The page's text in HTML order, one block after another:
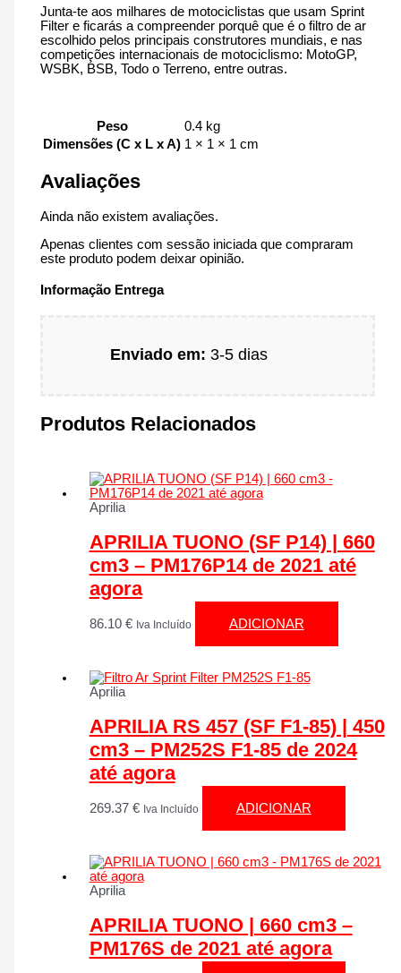
Junta-te aos milhares de motociclistas que usam Sprint
Filter e ficarás a compreender porquê que é o filtro de ar
escolhido pelos principais construtores mundiais, e nas
competições internacionais de motociclismo: MotoGP,
WSBK, BSB, Todo o Terreno, entre outras.
Peso
0.4 kg
Dimensões (C x L x A) 1 × 1 × 1 cm
Avaliações
Ainda não existem avaliações.
Apenas clientes com sessão iniciada que compraram
este produto podem deixar opinião.
Informação Entrega
Enviado em: 3-5 dias
Produtos Relacionados
Aprilia
APRILIA TUONO (SF P14) | 660
cm3 – PM176P14 de 2021 até
agora
86.10 € Iva Incluído ADICIONAR
Aprilia
APRILIA RS 457 (SF F1-85) | 450
cm3 – PM252S F1-85 de 2024
até agora
269.37 € Iva Incluído ADICIONAR
Aprilia
APRILIA TUONO | 660 cm3 –
PM176S de 2021 até agora